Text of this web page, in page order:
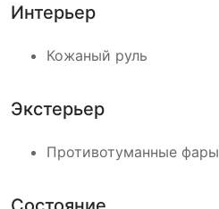
Интерьер
Кожаный руль
Экстерьер
Противотуманные фары